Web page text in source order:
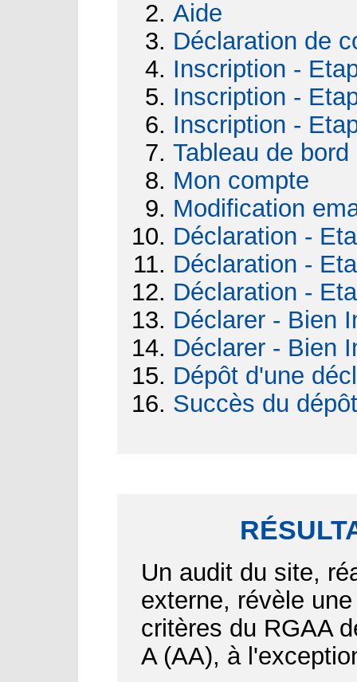
Aide
Déclaration de
Inscription -
Inscription -
Inscription -
Tableau de bord
Mon compte
Modification
Déclaration -
Déclaration -
Déclaration -
Déclarer - Bien
Déclarer - Bien
Dépôt d'une
Succès du
Un audit du site,
externe, révèle
critères du RGAA
A (AA), à